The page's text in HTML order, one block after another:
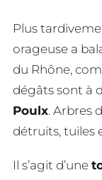
Plus
orageuse a
du Rhône,
dégâts sont à
Poulx. Arbres
détruits, tuiles
Il s’agit d’une